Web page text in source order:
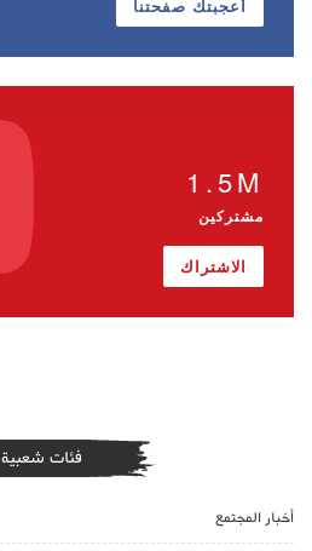
أعجبتك صفحتنا
1.5M
مشتركين
الاشتراك
فئات شعبية
أخبار المجتمع